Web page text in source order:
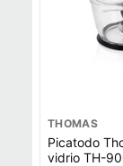
THOMAS
Picatodo
vidrio TH-